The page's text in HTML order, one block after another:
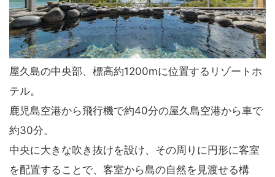
屋久島の中央部、標高約1200mに位置するリゾートホ
テル。
鹿児島空港から飛行機で約40分の屋久島空港から車で
約30分。
中央に大きな吹き抜けを設け、その周りに円形に客室
を配置することで、客室から島の自然を見渡せる構